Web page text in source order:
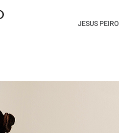
JESUS PEIRO